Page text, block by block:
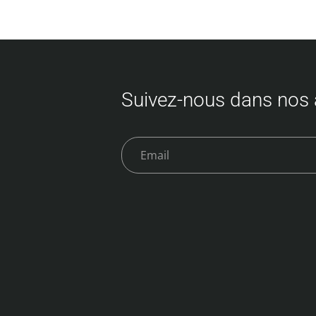
position – Hot Corner : Une poutine halal à
Suivez-nous dans